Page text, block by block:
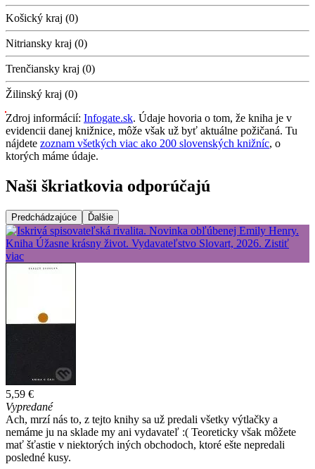
Košický kraj (0)
Nitriansky kraj (0)
Trenčiansky kraj (0)
Žilinský kraj (0)
Zdroj informácií: Infogate.sk. Údaje hovoria o tom, že kniha je v
evidencii danej knižnice, môže však už byť aktuálne požičaná. Tu
nájdete zoznam všetkých viac ako 200 slovenských knižníc, o
ktorých máme údaje.
Naši škriatkovia odporúčajú
Predchádzajúce Ďalšie
5,59 €
Vypredané
Ach, mrzí nás to, z tejto knihy sa už predali všetky výtlačky a
nemáme ju na sklade my ani vydavateľ :( Teoreticky však môžete
mať šťastie v niektorých iných obchodoch, ktoré ešte nepredali
posledné kusy.